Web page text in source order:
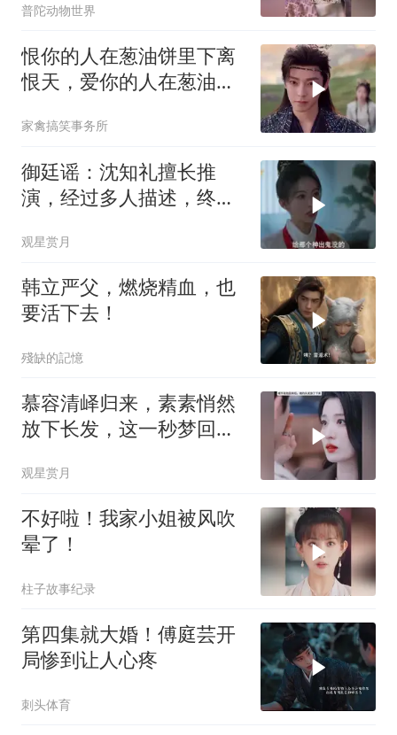
普陀动物世界
恨你的人在葱油饼里下离
恨天，爱你的人在葱油饼
家禽搞笑事务所
御廷谣：沈知礼擅长推
演，经过多人描述，终于
观星赏月
韩立严父，燃烧精血，也
要活下去！
殘缺的記憶
慕容清峄归来，素素悄然
放下长发，这一秒梦回从
观星赏月
不好啦！我家小姐被风吹
晕了！
柱子故事纪录
第四集就大婚！傅庭芸开
局惨到让人心疼
刺头体育